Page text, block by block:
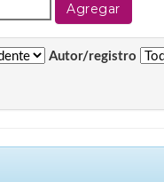
Autor/registro